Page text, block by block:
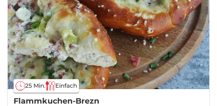
25 Min. Einfach
Flammkuchen-Brezn